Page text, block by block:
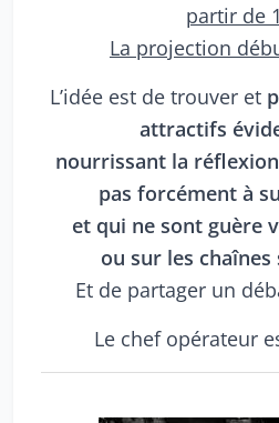
partir de
La projection
L’idée est de trouver et
attractifs
nourrissant la
pas forcément à
et qui ne sont guère
ou sur les chaînes
Et de partager un
Le chef opérateur